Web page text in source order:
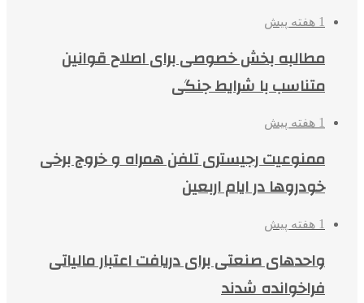
1 هفته پیش
مطالبه بخش خصوصی برای اصلاح قوانین
متناسب با شرایط جنگی
1 هفته پیش
ممنوعیت رجیستری تلفن همراه و خروج برخی
خودروها در ایام اربعین
1 هفته پیش
واحدهای صنعتی برای دریافت اعتبار مالیاتی
فراخوانده شدند